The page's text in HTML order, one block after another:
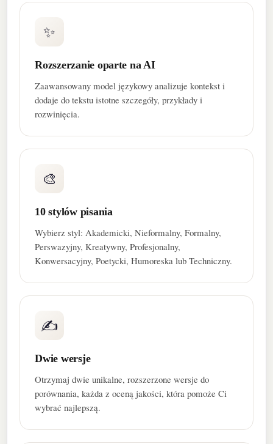
✨
Rozszerzanie oparte na AI
Zaawansowany model językowy analizuje kontekst i
dodaje do tekstu istotne szczegóły, przykłady i
rozwinięcia.
🎨
10 stylów pisania
Wybierz styl: Akademicki, Nieformalny, Formalny,
Perswazyjny, Kreatywny, Profesjonalny,
Konwersacyjny, Poetycki, Humoreska lub Techniczny.
✍
Dwie wersje
Otrzymaj dwie unikalne, rozszerzone wersje do
porównania, każda z oceną jakości, która pomoże Ci
wybrać najlepszą.